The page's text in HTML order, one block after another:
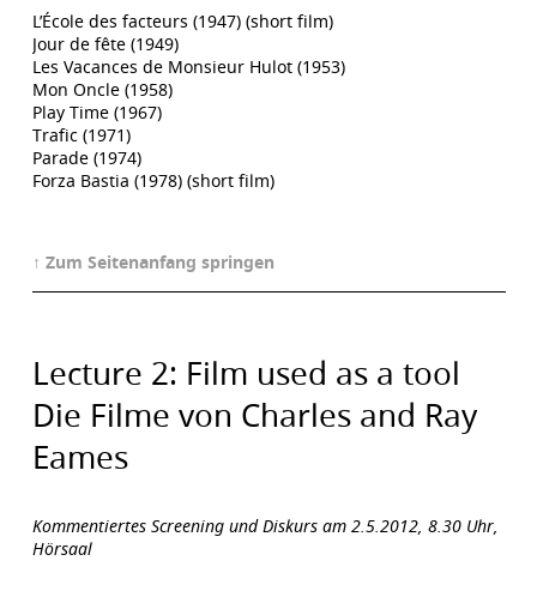
L’École des facteurs (1947) (short film)
Jour de fête (1949)
Les Vacances de Monsieur Hulot (1953)
Mon Oncle (1958)
Play Time (1967)
Trafic (1971)
Parade (1974)
Forza Bastia (1978) (short film)
↑ Zum Seitenanfang springen
Lecture 2: Film used as a tool
Die Filme von Charles and Ray
Eames
Kommentiertes Screening und Diskurs am 2.5.2012, 8.30 Uhr,
Hörsaal